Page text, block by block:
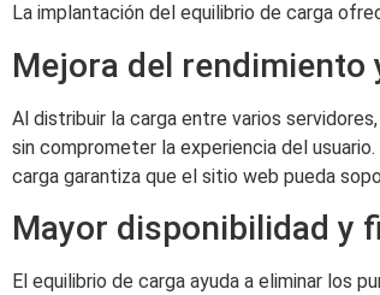
La implantación del equilibrio de carga
Mejora del rendimiento
Al distribuir la carga entre varios
sin comprometer la experiencia del
carga garantiza que el sitio web pueda
Mayor disponibilidad y
El equilibrio de carga ayuda a eliminar los